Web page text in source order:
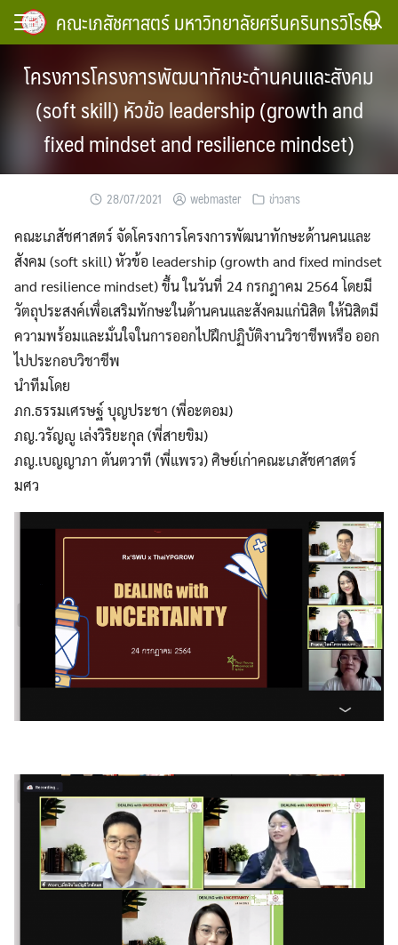
Skip
คณะเภสัชศาสตร์ มหาวิทยาลัยศรีนครินทรวิโรฒ
โครงการโครงการพัฒนาทักษะด้านคนและสังคม
(soft skill) หัวข้อ leadership (growth and
fixed mindset and resilience mindset)
28/07/2021 webmaster ข่าวสาร
คณะเภสัชศาสตร์ จัดโครงการโครงการพัฒนาทักษะด้านคนและ
สังคม (soft skill) หัวข้อ leadership (growth and fixed mindset
and resilience mindset) ขึ้น ในวันที่ 24 กรกฎาคม 2564 โดยมี
วัตถุประสงค์เพื่อเสริมทักษะในด้านคนและสังคมแก่นิสิต ให้นิสิตมี
ความพร้อมและมั่นใจในการออกไปฝึกปฏิบัติงานวิชาชีพหรือ ออก
ไปประกอบวิชาชีพ
นำทีมโดย
ภก.ธรรมเศรษฐ์ บุญประชา (พี่อะตอม)
ภญ.วรัญญู เล่งวิริยะกุล (พี่สายขิม)
ภญ.เบญญาภา ตันตวาที (พี่แพรว) ศิษย์เก่าคณะเภสัชศาสตร์
มศว